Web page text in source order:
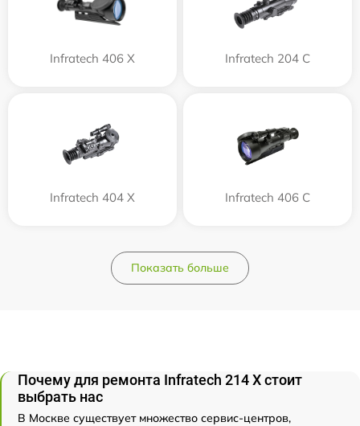
Infratech 406 Х Infratech 204 С
Infratech 404 Х Infratech 406 С
Показать больше
Почему для ремонта Infratech 214 Х стоит
выбрать нас
В Москве существует множество сервис-центров,